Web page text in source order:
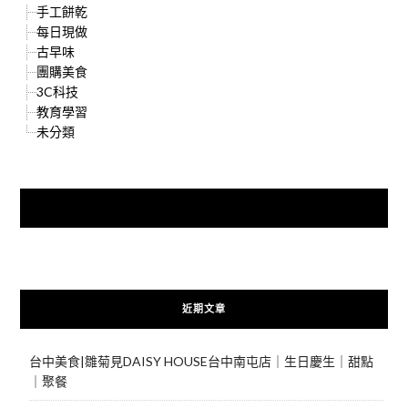
手工餅乾
每日現做
古早味
團購美食
3C科技
教育學習
未分類
近期文章
台中美食|雛菊見DAISY HOUSE台中南屯店｜生日慶生｜甜點
｜聚餐